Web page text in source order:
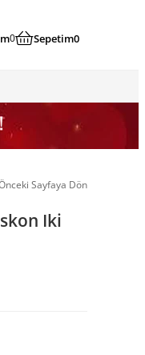
0 Sepetim0
Sayfaya Dön
Iki